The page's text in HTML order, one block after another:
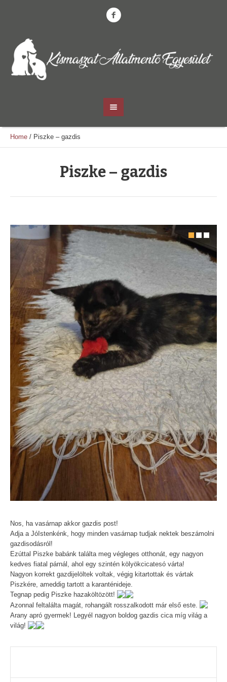
Home / Piszke – gazdis
Piszke – gazdis
Nos, ha vasárnap akkor gazdis post!
Adja a JóIstenkénk, hogy minden vasárnap tudjak nektek beszámolni
gazdisodásról!
Ezúttal Piszke babánk találta meg végleges otthonát, egy nagyon
kedves fiatal párnál, ahol egy szintén kölyökcicatesó várta!
Nagyon korrekt gazdijelöltek voltak, végig kitartottak és vártak
Piszkére, ameddig tartott a karanténideje.
Tegnap pedig Piszke hazaköltözött!
Azonnal feltalálta magát, rohangált rosszalkodott már első este.
Arany apró gyermek! Legyél nagyon boldog gazdis cica míg világ a
világ!